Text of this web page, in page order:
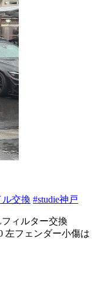
ル交換 #studie神戸
ィルター交換
左フェンダー小傷は